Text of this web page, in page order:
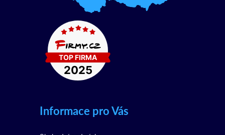
Informace pro Vás